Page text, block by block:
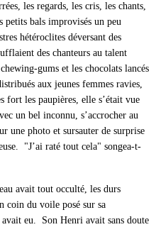
les regards, les cris, les chants,
petits bals improvisés un peu
hétéroclites déversant des
des chanteurs au talent
gums et les chocolats lancés
aux jeunes femmes ravies,
les paupières, elle s’était vue
un bel inconnu, s’accrocher au
une photo et sursauter de surprise
"J’ai raté tout cela" songea-t-
avait tout occulté, les durs
coin du voile posé sur sa
eu. Son Henri avait sans doute